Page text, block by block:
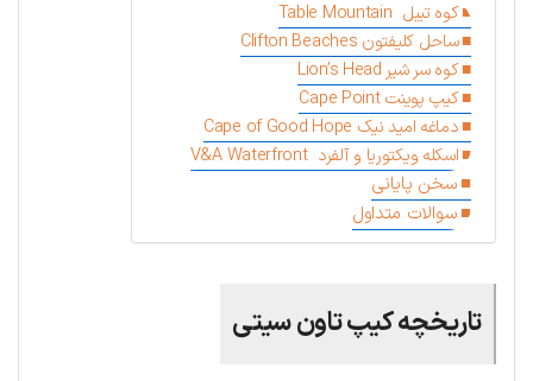
کوه تیبل Table Mountain
ساحل کلیفتون Clifton Beaches
کوه سر شیر Lion’s Head
کیپ پوینت Cape Point
دماغه امید نیک Cape of Good Hope
اسکله ویکتوریا و آلفرد V&A Waterfront
سخن پایانی
سوالات متداول
تاریخچه کیپ تاون سیتی